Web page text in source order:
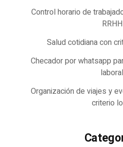
Control horario de
RRHH
Salud cotidiana con
Checador por whatsapp
laboral
Organización de viajes y
criterio